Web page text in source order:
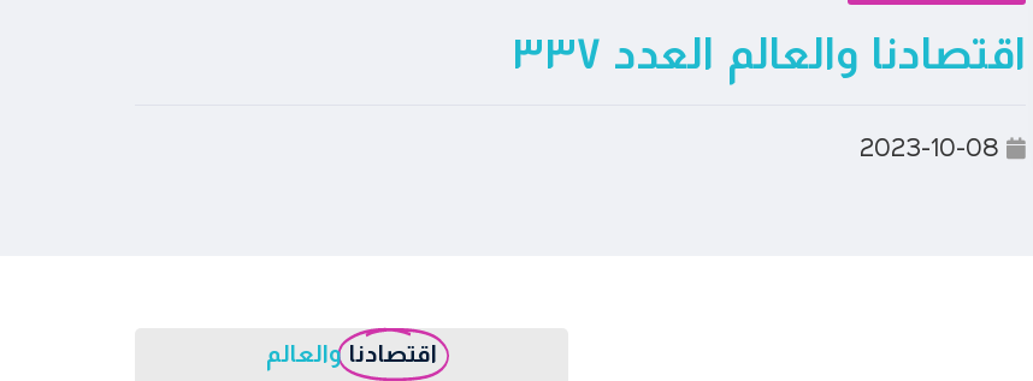
اقتصادنا والعالم العدد ٣٣٧
2023-10-08
اقتصادنا والعالم